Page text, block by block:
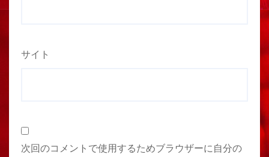
サイト
次回のコメントで使用するためブラウザーに自分の